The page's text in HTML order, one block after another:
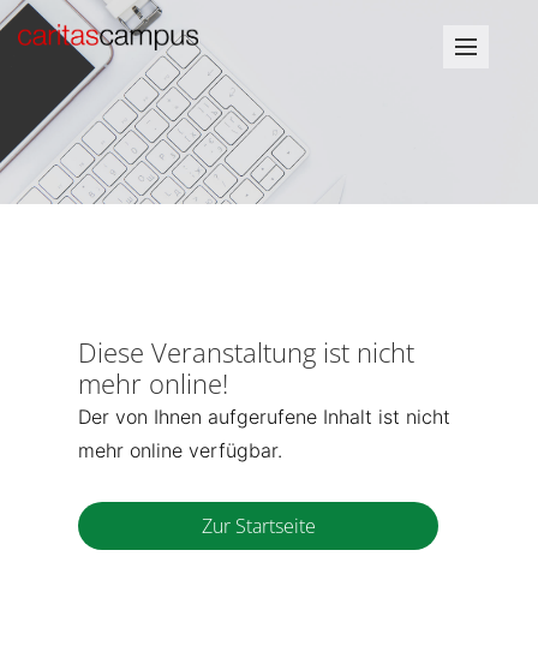
Diese Veranstaltung ist nicht
mehr online!
Der von Ihnen aufgerufene Inhalt ist nicht
mehr online verfügbar.
Zur Startseite